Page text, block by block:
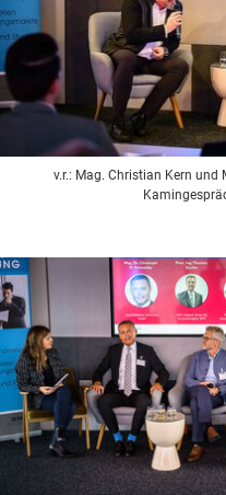
v.r.: Mag. Christian Kern und